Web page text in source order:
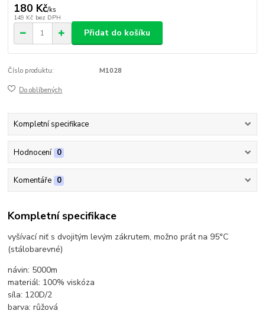
180 Kč/ks
149 Kč bez DPH
Přidat do košíku
Číslo produktu: M1028
Do oblíbených
Kompletní specifikace
Hodnocení 0
Komentáře 0
Kompletní specifikace
vyšívací niť s dvojitým levým zákrutem, možno prát na 95°C
(stálobarevné)
návin: 5000m
materiál: 100% viskóza
síla: 120D/2
barva: růžová